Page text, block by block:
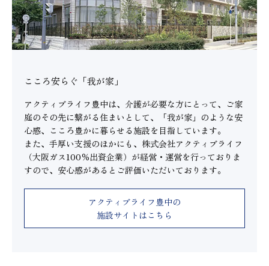
こころ安らぐ「我が家」
アクティブライフ豊中は、介護が必要な方にとって、ご家
庭のその先に繋がる住まいとして、「我が家」のような安
心感、こころ豊かに暮らせる施設を目指しています。
また、手厚い支援のほかにも、株式会社アクティブライフ
（大阪ガス100％出資企業）が経営・運営を行っておりま
すので、安心感があるとご評価いただいております。
アクティブライフ豊中の
施設サイトはこちら